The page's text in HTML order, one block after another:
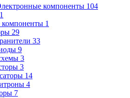
компоненты 104
1
1
29
33
9
3
3
14
4
7